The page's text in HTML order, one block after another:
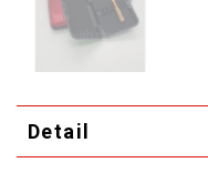
Detail